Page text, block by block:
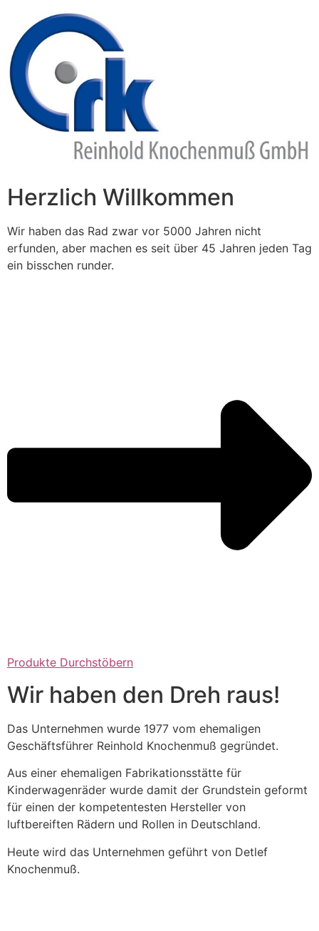
Inhalt
springen
Herzlich Willkommen
Wir haben das Rad zwar vor 5000 Jahren nicht
erfunden, aber machen es seit über 45 Jahren jeden Tag
ein bisschen runder.
Produkte Durchstöbern
Wir haben den Dreh raus!
Das Unternehmen wurde 1977 vom ehemaligen
Geschäftsführer Reinhold Knochenmuß gegründet.
Aus einer ehemaligen Fabrikationsstätte für
Kinderwagenräder wurde damit der Grundstein geformt
für einen der kompetentesten Hersteller von
luftbereiften Rädern und Rollen in Deutschland.
Heute wird das Unternehmen geführt von Detlef
Knochenmuß.